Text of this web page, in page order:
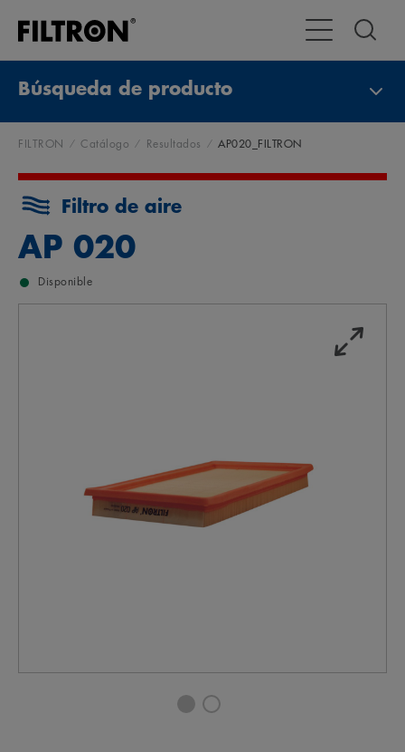
Alternar
Búsqueda de producto
FILTRON Catálogo Resultados AP020_FILTRON
Filtro de aire
AP 020
Disponible